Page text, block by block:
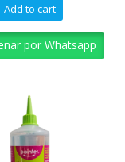
Add to cart
por Whatsapp